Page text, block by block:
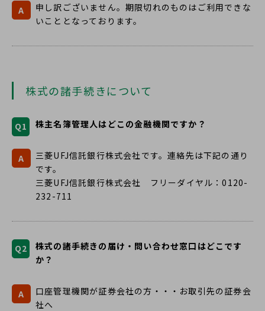
A
申し訳ございません。期限切れのものはご利用できな
いこととなっております。
株式の諸手続きについて
Q1 株主名簿管理人はどこの金融機関ですか？
A
三菱UFJ信託銀行株式会社です。連絡先は下記の通り
です。
三菱UFJ信託銀行株式会社 フリーダイヤル：0120-
232-711
Q2
株式の諸手続きの届け・問い合わせ窓口はどこです
か？
A
口座管理機関が証券会社の方・・・お取引先の証券会
社へ